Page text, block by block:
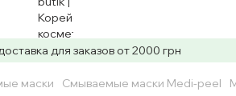
для заказов от 2000 грн
маски Смываемые маски Medi-peel